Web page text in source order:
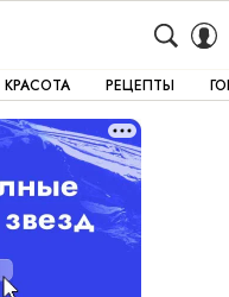
КРАСОТА РЕЦЕПТЫ